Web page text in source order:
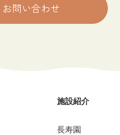
問い合わせ
施設紹介
長寿園